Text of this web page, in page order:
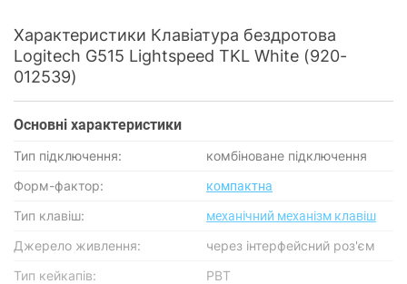
Характеристики Клавiатура бездротова
Logitech G515 Lightspeed TKL White (920-
012539)
Основнi характеристики
Тип підключення:
комбіноване підключення
Форм-фактор:
компактна
Тип клавіш: механічний механізм клавіш
Джерело живлення:
через інтерфейсний роз'єм
Тип кейкапів:
PBT